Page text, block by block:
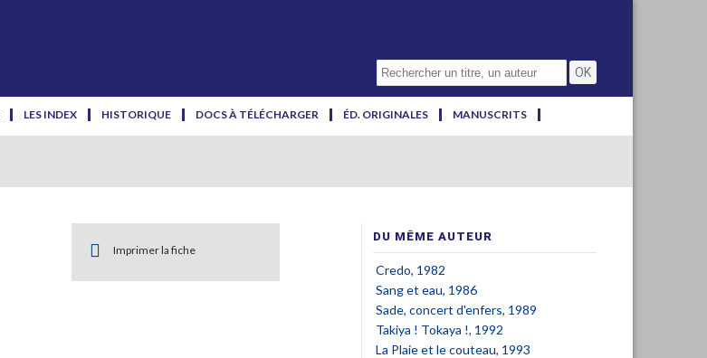
LES INDEX HISTORIQUE DOCS À TÉLÉCHARGER ÉD. ORIGINALES
MANUSCRITS
Imprimer la fiche
DU MÊME AUTEUR
Credo, 1982
Sang et eau, 1986
Sade, concert d'enfers, 1989
Takiya ! Tokaya !, 1992
La Plaie et le couteau, 1993